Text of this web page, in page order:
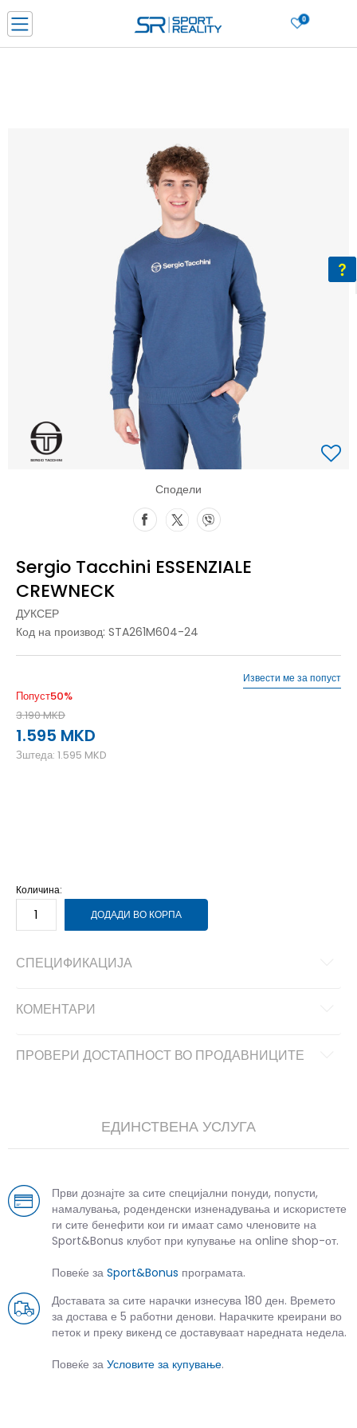
0
ДОЗНАЈ ПОВЕЌЕ
Ценовник
ДОЗНАЈ ПОВЕЌЕ
Сподели
Sergio Tacchini ESSENZIALE
CREWNECK
ДУКСЕР
Код на производ: STA261M604-24
Попуст50%
3.190MKD
1.595 MKD
Зштеда: 1.595 MKD
Извести ме за попуст
Количина:
ДОДАДИ ВО КОРПА
СПЕЦИФИКАЦИЈА
КОМЕНТАРИ
ПРОВЕРИ ДОСТАПНОСТ ВО ПРОДАВНИЦИТЕ
ЕДИНСТВЕНА УСЛУГА
Први дознајте за сите специјални понуди, попусти,
намалувања, роденденски изненадувања и искористете
ги сите бенефити кои ги имаат само членовите на
Sport&Bonus клубот при купување на online shop-от.
Повеќе за Sport&Bonus програмата.
Доставата за сите нарачки изнесува 180 ден. Времето
за достава е 5 работни денови. Нарачките креирани во
петок и преку викенд се доставуваат наредната недела.
Повеќе за Условите за купување.